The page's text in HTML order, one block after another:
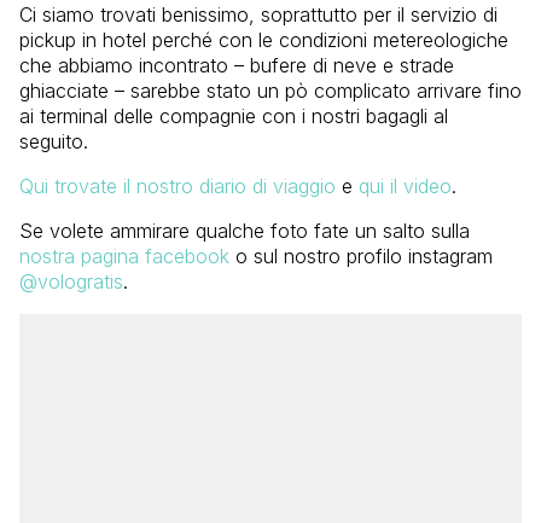
Ci siamo trovati benissimo, soprattutto per il servizio di
pickup in hotel perché con le condizioni metereologiche
che abbiamo incontrato – bufere di neve e strade
ghiacciate – sarebbe stato un pò complicato arrivare fino
ai terminal delle compagnie con i nostri bagagli al
seguito.
Qui trovate il nostro diario di viaggio e qui il video.
Se volete ammirare qualche foto fate un salto sulla
nostra pagina facebook o sul nostro profilo instagram
@vologratis.